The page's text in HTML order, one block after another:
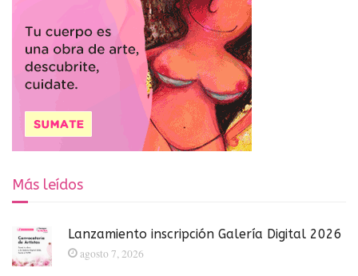
Más leídos
Lanzamiento inscripción Galería Digital 2026
agosto 7, 2026